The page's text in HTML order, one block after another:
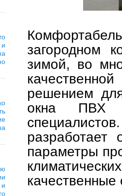
загородном
зимой, во
решением
окна ПВХ
разработает
параметры
качественные